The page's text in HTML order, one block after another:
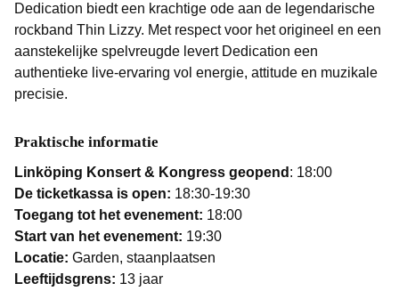
Dedication biedt een krachtige ode aan de legendarische
rockband Thin Lizzy. Met respect voor het origineel en een
aanstekelijke spelvreugde levert Dedication een
authentieke live-ervaring vol energie, attitude en muzikale
precisie.
Praktische informatie
Linköping Konsert & Kongress geopend : 18:00
De ticketkassa is open: 18:30-19:30
Toegang tot het evenement: 18:00
Start van het evenement: 19:30
Locatie: Garden, staanplaatsen
Leeftijdsgrens: 13 jaar